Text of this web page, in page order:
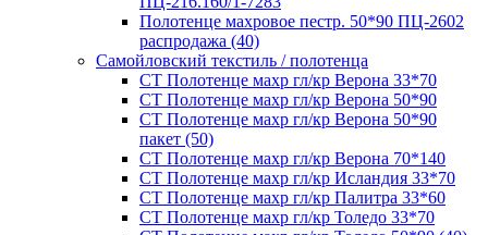
Полотенце махровое пестр. 50*90 ПЦ-2602
распродажа (40)
Самойловский текстиль / полотенца
СТ Полотенце махр гл/кр Верона 33*70
СТ Полотенце махр гл/кр Верона 50*90
СТ Полотенце махр гл/кр Верона 50*90
пакет (50)
СТ Полотенце махр гл/кр Верона 70*140
СТ Полотенце махр гл/кр Исландия 33*70
СТ Полотенце махр гл/кр Палитра 33*60
СТ Полотенце махр гл/кр Толедо 33*70